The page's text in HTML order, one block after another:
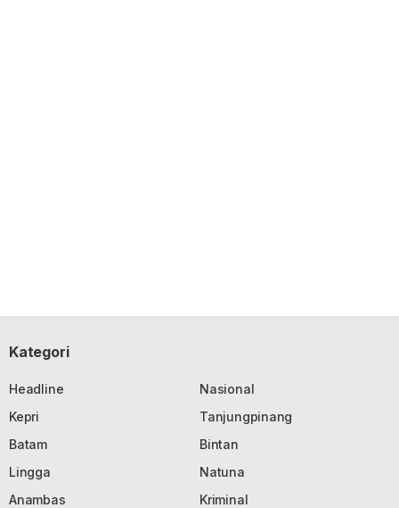
Kategori
Headline
Nasional
Kepri
Tanjungpinang
Batam
Bintan
Lingga
Natuna
Anambas
Kriminal